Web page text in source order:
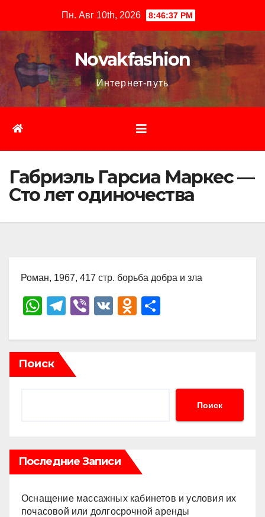
содержимому
Пн. Авг 10th, 2026 8:46:38 PM
Novakfashion
Интернет-путь
Габриэль Гарсиа Маркес —
Сто лет одиночества
Роман, 1967, 417 стр. борьба добра и зла
W
at
s
A
T
e
gr
a
Vi
er
V
O
n
р
ть
Поиск
Поиск
Последние Записи
Оснащение массажных кабинетов и условия их
почасовой или долгосрочной аренды